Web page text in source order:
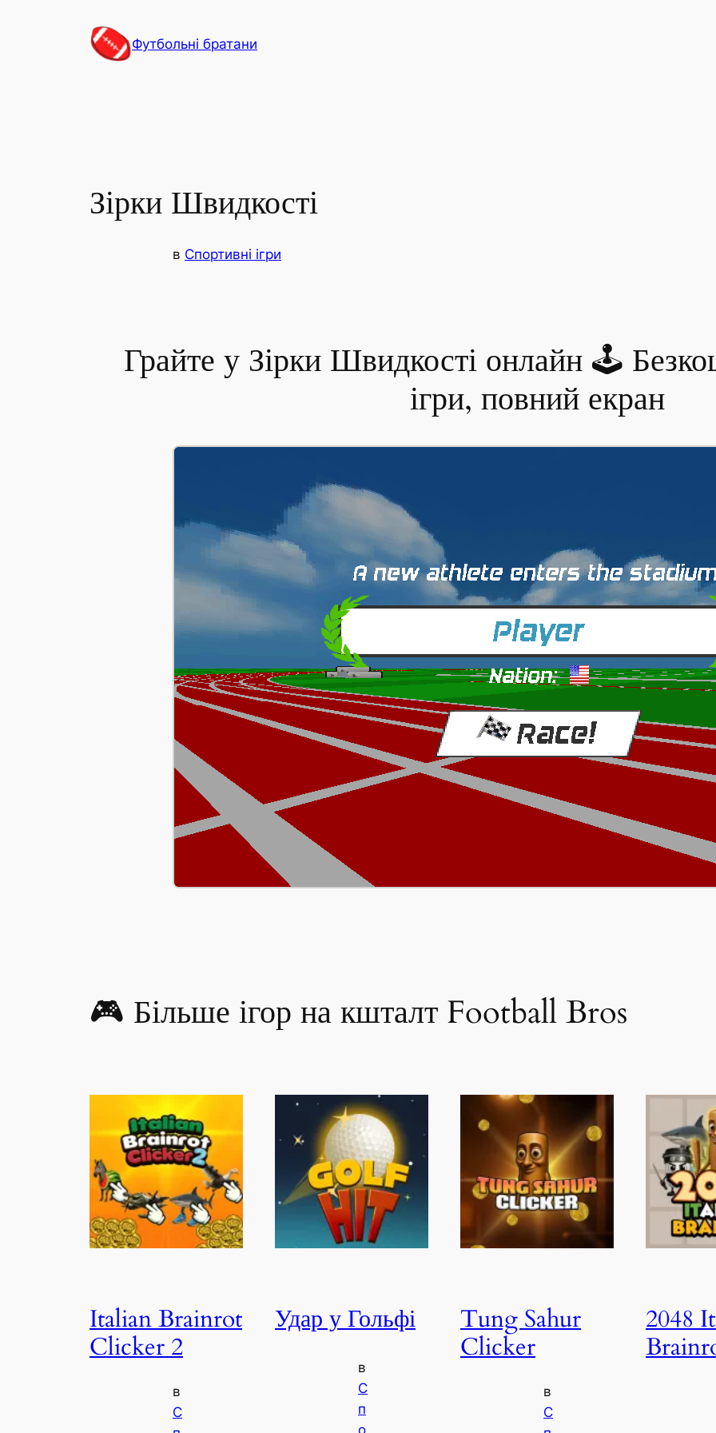
Футбольні братани
Зірки Швидкості
в Спортивні ігри
Грайте у Зірки Швидкості онлайн 🕹
ігри, повний екран
🎮 Більше ігор на кшталт Football Bros
Italian Brainrot
Clicker 2
в
С
Удар у Гольфі
в
С
п
Tung Sahur
Clicker
в
С
2048